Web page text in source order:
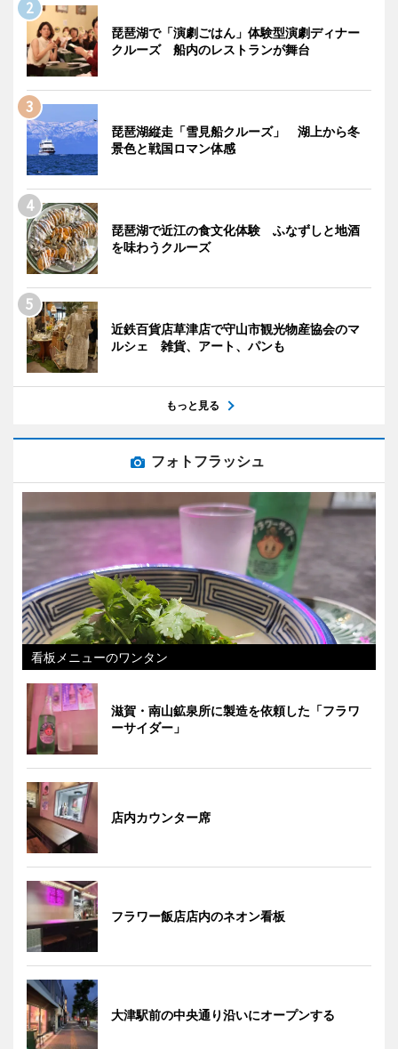
琵琶湖で「演劇ごはん」体験型演劇ディナー
クルーズ 船内のレストランが舞台
琵琶湖縦走「雪見船クルーズ」 湖上から冬
景色と戦国ロマン体感
琵琶湖で近江の食文化体験 ふなずしと地酒
を味わうクルーズ
近鉄百貨店草津店で守山市観光物産協会のマ
ルシェ 雑貨、アート、パンも
もっと見る
フォトフラッシュ
看板メニューのワンタン
滋賀・南山鉱泉所に製造を依頼した「フラワ
ーサイダー」
店内カウンター席
フラワー飯店店内のネオン看板
大津駅前の中央通り沿いにオープンする